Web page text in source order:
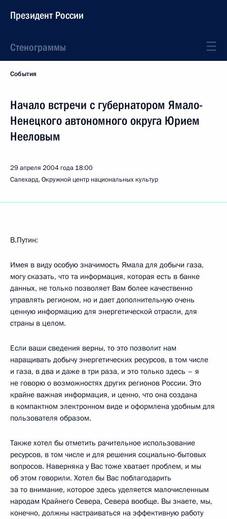
Президент России
Стенограммы
События
Начало встречи с губернатором Ямало-
Ненецкого автономного округа Юрием
Нееловым
29 апреля 2004 года 18:00
Салехард, Окружной центр национальных культур
В.Путин:
Имея в виду особую значимость Ямала для добычи газа,
могу сказать, что та информация, которая есть в банке
данных, не только позволяет Вам более качественно
управлять регионом, но и дает дополнительную очень
ценную информацию для энергетической отрасли, для
страны в целом.
Если ваши сведения верны, то это позволит нам
наращивать добычу энергетических ресурсов, в том числе
и газа, в два и даже в три раза, и это только здесь – я
не говорю о возможностях других регионов России. Это
крайне важная информация, и ценно, что она создана
в компактном электронном виде и оформлена удобным для
пользователя образом.
Также хотел бы отметить рачительное использование
ресурсов, в том числе и для решения социально-бытовых
вопросов. Наверняка у Вас тоже хватает проблем, и мы
об этом говорили. Хотел бы Вас поблагодарить
за то внимание, которое здесь уделяется малочисленным
народам Крайнего Севера, Севера вообще. Вы знаете, мы,
конечно, должны настраиваться на эффективную работу